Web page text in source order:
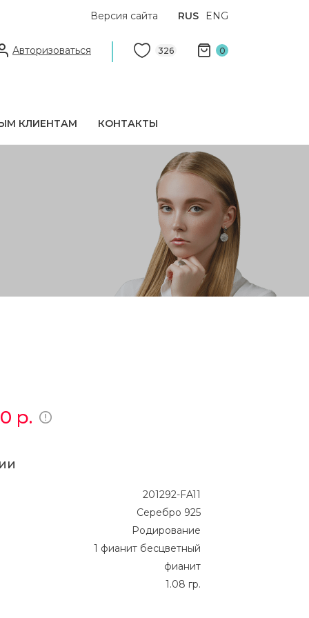
Версия сайта RUS ENG
Авторизоваться 326 0
КЛИЕНТАМ КОНТАКТЫ
р.
201292-FA11
Серебро 925
Родирование
1 фианит бесцветный
фианит
1.08 гр.